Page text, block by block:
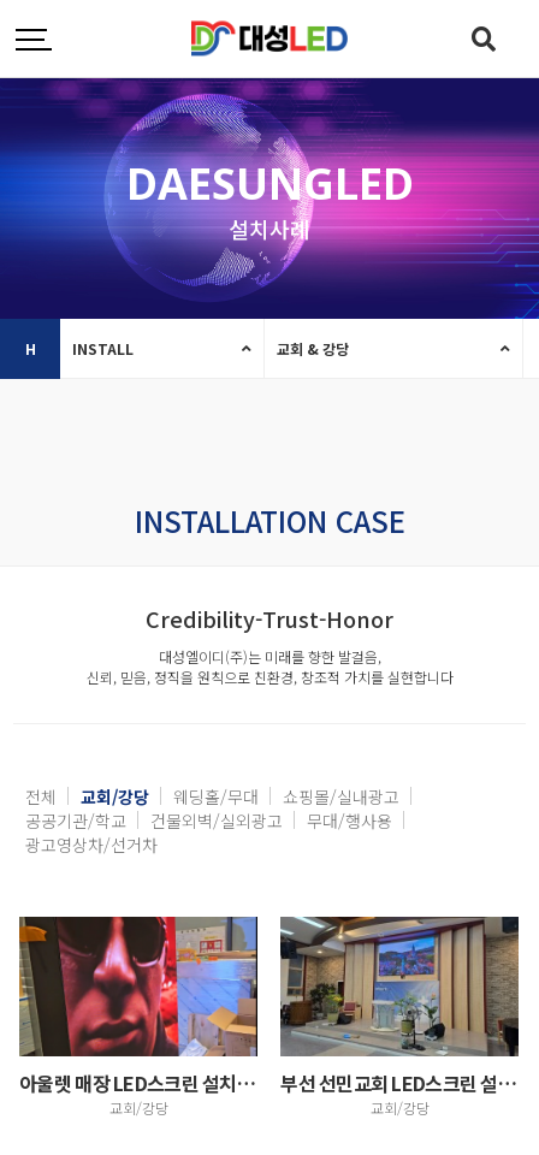
DAESUNGLED
설치사례
H INSTALL 교회 & 강당
INSTALLATION CASE
Credibility-Trust-Honor
대성엘이디(주)는 미래를 향한 발걸음,
신뢰, 믿음, 정직을 원칙으로 친환경, 창조적 가치를 실현합니다
전체 교회/강당 웨딩홀/무대
쇼핑몰/실내광고
공공기관/학교
건물외벽/실외광고
무대/행사용
광고영상차/선거차
아울렛 매장 LED스크린 설치 사례
교회/강당
부선 선민교회 LED스크린 설치 사례(부산지사)
교회/강당